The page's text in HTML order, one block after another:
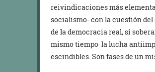
reivindicaciones más
socialismo- con la cuestión
de la democracia real, si
mismo tiempo la lucha
escindibles. Son fases de un